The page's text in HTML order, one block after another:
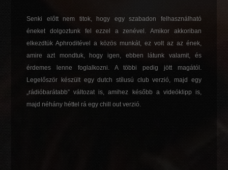
Senki előtt nem titok, hogy egy szabadon felhasználható
éneket dolgoztunk fel ezzel a zenével. Amikor akkoriban
elkezdtük Aphroditével a közös munkát, ez volt az az ének,
amire azt mondtuk, hogy igen, ebben látunk valamit, és
érdemes lenne foglalkozni. A többi pedig jött magától.
Legelőször készült egy dutch stílusú club verzió, majd egy
„rádióbarátabb” változat is, amihez később a videóklipp is,
majd néhány héttel rá egy chill out verzió.